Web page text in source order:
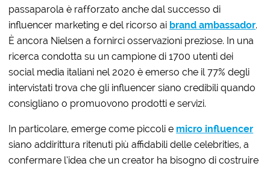
passaparola è rafforzato anche dal successo di
influencer marketing e del ricorso ai brand ambassador.
È ancora Nielsen a fornirci osservazioni preziose. In una
ricerca condotta su un campione di 1700 utenti dei
social media italiani nel 2020 è emerso che il 77% degli
intervistati trova che gli influencer siano credibili quando
consigliano o promuovono prodotti e servizi.
In particolare, emerge come piccoli e micro influencer
siano addirittura ritenuti più affidabili delle celebrities, a
confermare l’idea che un creator ha bisogno di costruire